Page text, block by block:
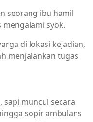
seorang ibu hamil
syok.
di lokasi kejadian,
menjalankan tugas
sapi muncul secara
sopir ambulans